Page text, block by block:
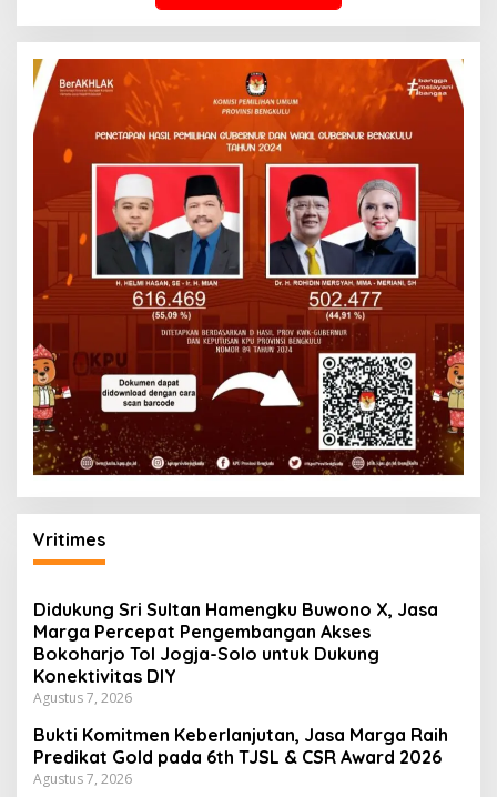
Vritimes
Didukung Sri Sultan Hamengku Buwono X, Jasa
Marga Percepat Pengembangan Akses
Bokoharjo Tol Jogja-Solo untuk Dukung
Konektivitas DIY
Agustus 7, 2026
Bukti Komitmen Keberlanjutan, Jasa Marga Raih
Predikat Gold pada 6th TJSL & CSR Award 2026
Agustus 7, 2026